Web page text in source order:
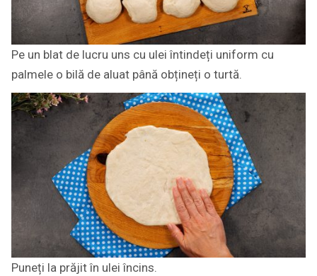
Pe un blat de lucru uns cu ulei întindeți uniform cu
palmele o bilă de aluat până obțineți o turtă.
Puneți la prăjit în ulei încins.